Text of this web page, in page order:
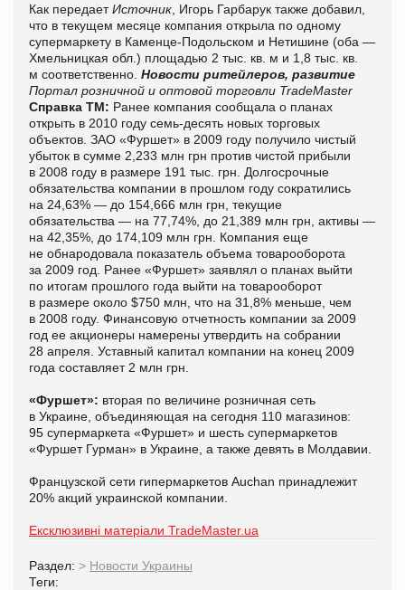
Как передаетИсточник , Игорь Гарбарук также добавил,
что в текущем месяце компания открыла по одному
супермаркету в Каменце-Подольском и Нетишине (оба —
Хмельницкая обл.) площадью 2 тыс. кв. м и 1,8 тыс. кв.
м соответственно. Новости ритейлеров, развитие
Портал розничной и оптовой торговли TradeMaster
Справка ТМ: Ранее компания сообщала о планах
открыть в 2010 году семь-десять новых торговых
объектов. ЗАО «Фуршет» в 2009 году получило чистый
убыток в сумме 2,233 млн грн против чистой прибыли
в 2008 году в размере 191 тыс. грн. Долгосрочные
обязательства компании в прошлом году сократились
на 24,63% — до 154,666 млн грн, текущие
обязательства — на 77,74%, до 21,389 млн грн, активы —
на 42,35%, до 174,109 млн грн. Компания еще
не обнародовала показатель объема товарооборота
за 2009 год. Ранее «Фуршет» заявлял о планах выйти
по итогам прошлого года выйти на товарооборот
в размере около $750 млн, что на 31,8% меньше, чем
в 2008 году. Финансовую отчетность компании за 2009
год ее акционеры намерены утвердить на собрании
28 апреля. Уставный капитал компании на конец 2009
года составляет 2 млн грн.
«Фуршет»: вторая по величине розничная сеть
в Украине, объединяющая на сегодня 110 магазинов:
95 супермаркета «Фуршет» и шесть супермаркетов
«Фуршет Гурман» в Украине, а также девять в Молдавии.
Французской сети гипермаркетов Auchan принадлежит
20% акций украинской компании.
Ексклюзивні матеріали TradeMaster.ua
Раздел: > Новости Украины
Теги: